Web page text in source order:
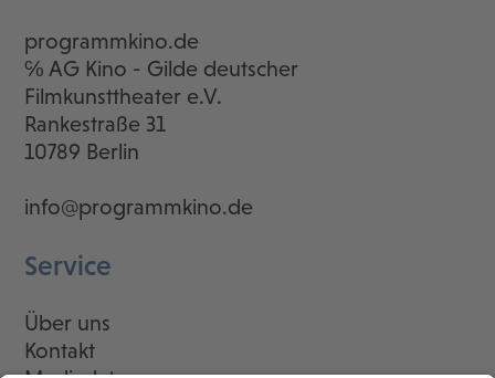
programmkino.de
℅ AG Kino - Gilde deutscher
Filmkunsttheater e.V.
Rankestraße 31
10789 Berlin
info@programmkino.de
Service
Über uns
Kontakt